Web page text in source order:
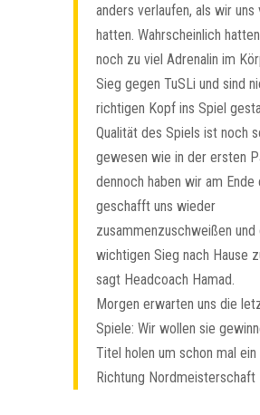
anders verlaufen, als wir
hatten. Wahrscheinlich
noch zu viel Adrenalin im
Sieg gegen TuSLi und sind
richtigen Kopf ins Spiel
Qualität des Spiels ist noch
gewesen wie in der ersten
dennoch haben wir am Ende
geschafft uns wieder
zusammenzuschweißen und
wichtigen Sieg nach Hause
sagt Headcoach Hamad.
Morgen erwarten uns die
Spiele: Wir wollen sie
Titel holen um schon mal ein
Richtung Nordmeisterschaft